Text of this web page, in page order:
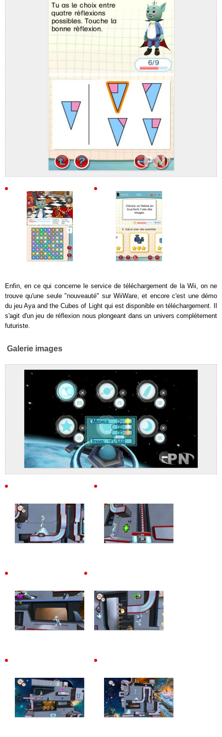
Enfin, en ce qui concerne le service de téléchargement de la Wii, on ne
trouve qu'une seule "nouveauté" sur WiiWare, et encore c'est une démo
du jeu Aya and the Cubes of Light qui est disponible en téléchargement. Il
s'agit d'un jeu de réflexion nous plongeant dans un univers complètement
futuriste.
Galerie images